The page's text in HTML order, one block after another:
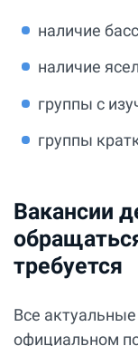
наличие
наличие
группы с
группы
Вакансии
требуется
Все
официальном